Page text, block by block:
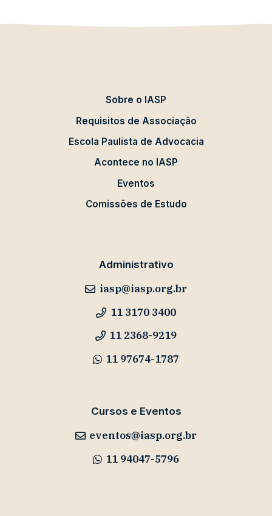
Sobre o IASP
Requisitos de Associação
Escola Paulista de Advocacia
Acontece no IASP
Eventos
Comissões de Estudo
Administrativo
iasp@iasp.org.br
11 3170 3400
11 2368-9219
11 97674-1787
Cursos e Eventos
eventos@iasp.org.br
11 94047-5796